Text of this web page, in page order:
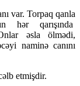
var. Torpaq qanla
hər qarışında
əsla ölmədi,
naminə canını
etmişdir.